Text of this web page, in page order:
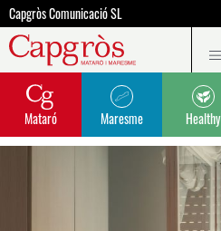
Capgròs Comunicació SL
Mataró Maresme Healthy